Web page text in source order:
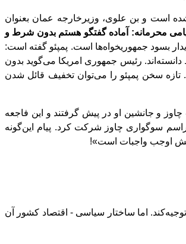
است و بن علوی، وزیرخارجه عمان بعنوان
محرمانه: آماده گفتگو هستم بدون شرط و
بسود جمهوریخواهها است. پمپئو گفته است:
اند. رئیس جمهوری امریکا میگوید بدون
تازه سخن پمپئو را میتوان تخفیف قائل شدن
و جانشین او در پیش گرفتند و این فاجعه
سوگواری چاوز شرکت کرد. پیام اینگونه
اوجب واجبات است»!
کند. اما ساختار سیاسی - اقتصاد کشور آن